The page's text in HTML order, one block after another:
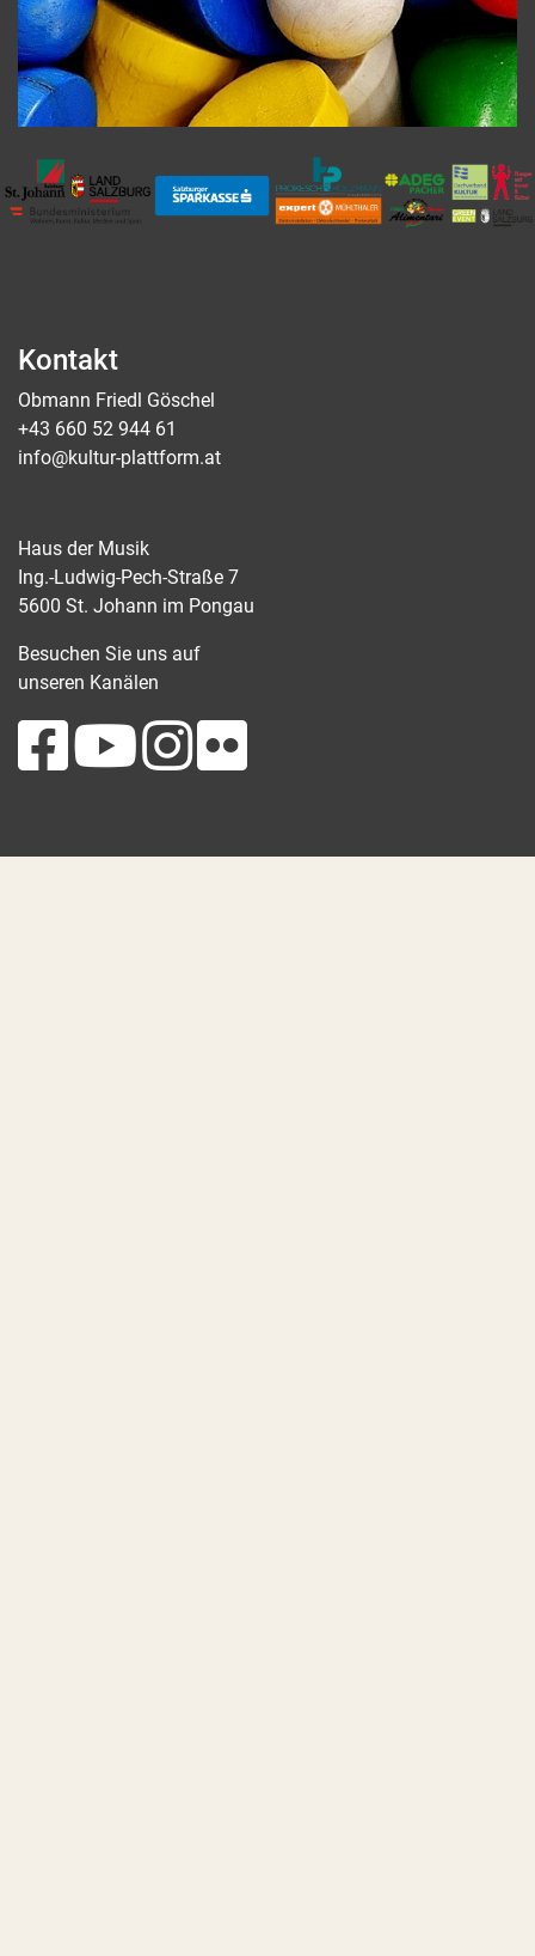
Kontakt
Obmann Friedl Göschel
+43 660 52 944 61
info@kultur-plattform.at
Haus der Musik
Ing.-Ludwig-Pech-Straße 7
5600 St. Johann im Pongau
Besuchen Sie uns auf
unseren Kanälen